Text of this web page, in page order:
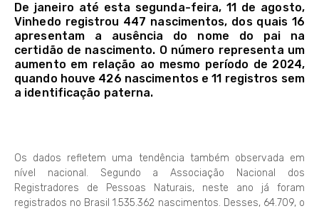
De janeiro até esta segunda-feira, 11 de agosto,
Vinhedo registrou 447 nascimentos, dos quais 16
apresentam a ausência do nome do pai na
certidão de nascimento. O número representa um
aumento em relação ao mesmo período de 2024,
quando houve 426 nascimentos e 11 registros sem
a identificação paterna.
Os dados refletem uma tendência também observada em
nível nacional. Segundo a Associação Nacional dos
Registradores de Pessoas Naturais, neste ano já foram
registrados no Brasil 1.535.362 nascimentos. Desses, 64.709, o